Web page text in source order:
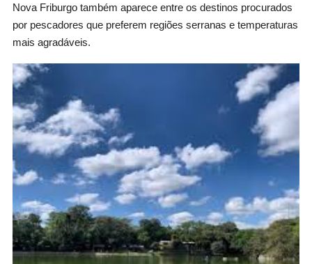
Nova Friburgo também aparece entre os destinos procurados
por pescadores que preferem regiões serranas e temperaturas
mais agradáveis.